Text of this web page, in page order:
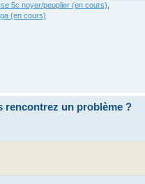
5c noyer/peuplier (en cours)
(en cours)
rencontrez un problème ?